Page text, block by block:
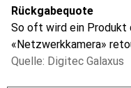
Rückgabequote
So oft wird ein Produkt
«Netzwerkkamera»
Quelle: Digitec Galaxus